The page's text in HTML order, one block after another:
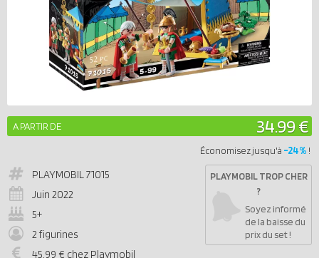
A PARTIR DE 34.99 €
Économisez jusqu'à -24% !
PLAYMOBIL71015
Juin 2022
5+
2 figurines
45.99 € chez Playmobil
PLAYMOBIL TROP CHER
?
Soyez informé
de la baisse du
prix du set !